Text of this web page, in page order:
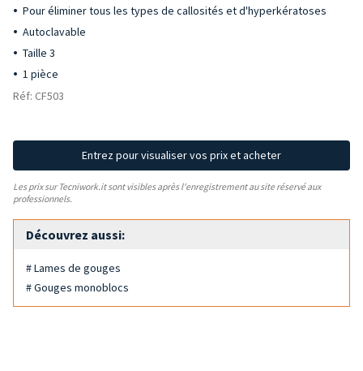
Pour éliminer tous les types de callosités et d'hyperkératoses
Autoclavable
Taille 3
1 pièce
Réf: CF503
Entrez pour visualiser vos prix et acheter
Les prix sur Tecniwork.it sont visibles après l'enregistrement au site réservé aux
professionnels.
Découvrez aussi:
# Lames de gouges
# Gouges monoblocs